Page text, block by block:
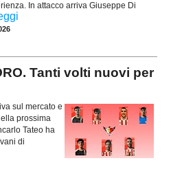
In attacco arriva Giuseppe Di
Tanti volti nuovi per
sul mercato e
prossima
Tateo ha
di